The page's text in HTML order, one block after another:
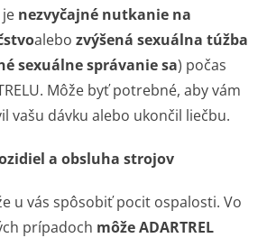
nezvyčajné nutkanie na
alebo zvýšená sexuálna túžba
sexuálne správanie sa) počas
Môže byť potrebné, aby vám
vašu dávku alebo ukončil liečbu.
a obsluha strojov
u vás spôsobiť pocit ospalosti. Vo
prípadoch môže ADARTREL